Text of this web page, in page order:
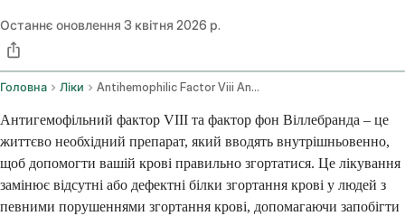
Останнє оновлення 3 квітня 2026 р.
Головна Ліки Antihemophilic Factor Viii And Von Willebrand Factor Intravenous Route
Антигемофільний фактор VIII та фактор фон Віллебранда – це
життєво необхідний препарат, який вводять внутрішньовенно,
щоб допомогти вашій крові правильно згортатися. Це лікування
замінює відсутні або дефектні білки згортання крові у людей з
певними порушеннями згортання крові, допомагаючи запобігти